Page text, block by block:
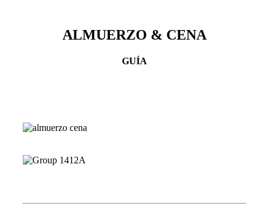
ALMUERZO & CENA
GUÍA